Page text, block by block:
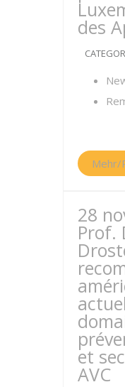
des
Mehr/
28
Prof.
et
AVC